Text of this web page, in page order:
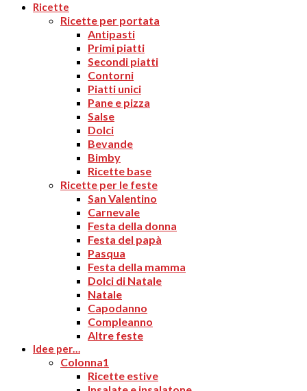
Ricette
Ricette per portata
Antipasti
Primi piatti
Secondi piatti
Contorni
Piatti unici
Pane e pizza
Salse
Dolci
Bevande
Bimby
Ricette base
Ricette per le feste
San Valentino
Carnevale
Festa della donna
Festa del papà
Pasqua
Festa della mamma
Dolci di Natale
Natale
Capodanno
Compleanno
Altre feste
Idee per…
Colonna1
Ricette estive